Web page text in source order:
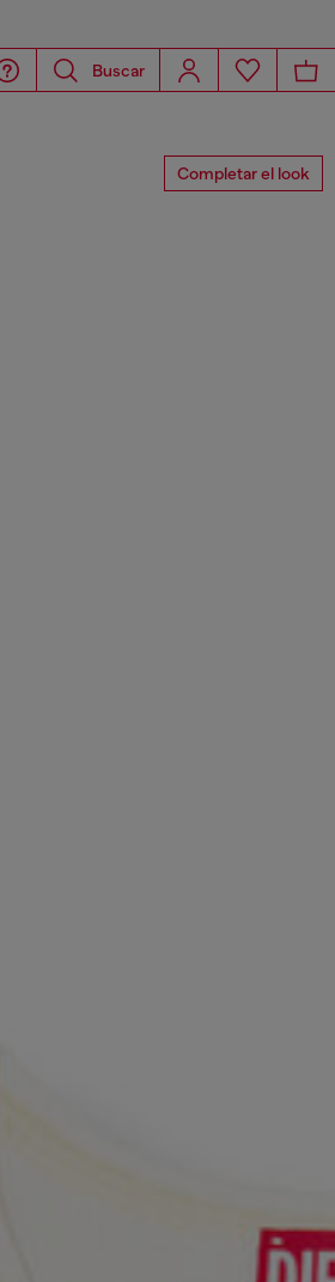
Buscar
Completar el look